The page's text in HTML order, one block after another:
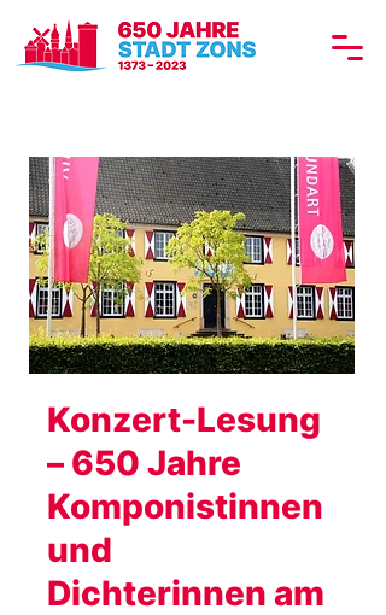
Konzert-Lesung
– 650 Jahre
Komponistinnen
und
Dichterinnen am